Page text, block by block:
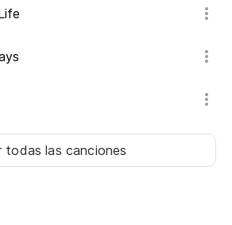
todas las canciones